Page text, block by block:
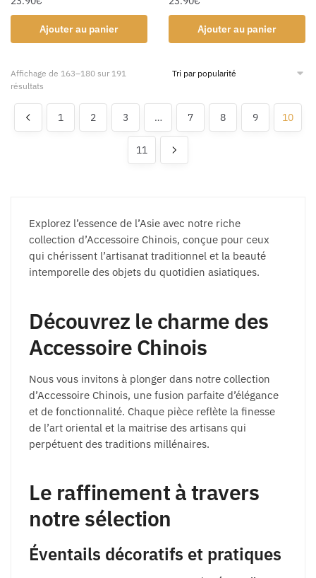
Ajouter au panier Ajouter au panier
Affichage de 163–180 sur 191
résultats
1 2 3 … 7 8 9 10
11
Explorez l’essence de l’Asie avec notre riche
collection d’Accessoire Chinois, conçue pour ceux
qui chérissent l’artisanat traditionnel et la beauté
intemporelle des objets du quotidien asiatiques.
Découvrez le charme des
Accessoire Chinois
Nous vous invitons à plonger dans notre collection
d’Accessoire Chinois, une fusion parfaite d’élégance
et de fonctionnalité. Chaque pièce reflète la finesse
de l’art oriental et la maitrise des artisans qui
perpétuent des traditions millénaires.
Le raffinement à travers
notre sélection
Éventails décoratifs et pratiques